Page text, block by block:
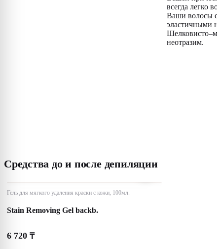
всегда легко
Ваши волосы
эластичными
неотразим.
Средства до и после депиляции
Гель для мягкого удаления краски с кожи, 100мл.
Stain Removing Gel backb.
6 720 ₸